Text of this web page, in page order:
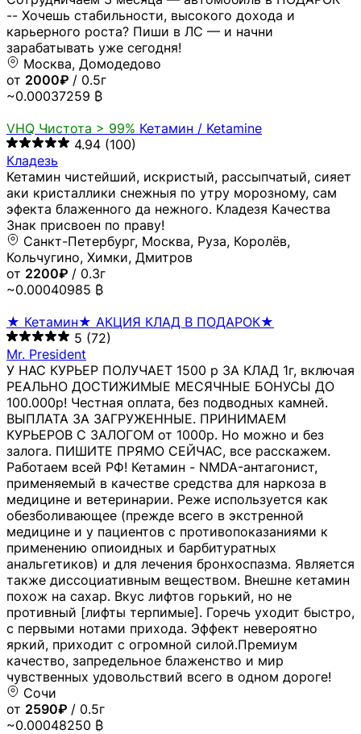
-- Хочешь стабильности, высокого дохода и
карьерного роста? Пиши в ЛС — и начни
зарабатывать уже сегодня!
Москва, Домодедово
от 2000₽ / 0.5г
~0.00037259 ₿
VHQ Чистота > 99% Кетамин / Ketamine
4.94 (100)
Кладезь
Кетамин чистейший, искристый, рассыпчатый, сияет
аки кристаллики снежныя по утру морозному, сам
эфекта блаженного да нежного. Кладезя Качества
Знак присвоен по праву!
Санкт-Петербург, Москва, Руза, Королёв,
Кольчугино, Химки, Дмитров
от 2200₽ / 0.3г
~0.00040985 ₿
★ Кетамин★ АКЦИЯ КЛАД В ПОДАРОК★
5 (72)
Mr. President
У НАС КУРЬЕР ПОЛУЧАЕТ 1500 р ЗА КЛАД 1г, включая
РЕАЛЬНО ДОСТИЖИМЫЕ МЕСЯЧНЫЕ БОНУСЫ ДО
100.000р! Честная оплата, без подводных камней.
ВЫПЛАТА ЗА ЗАГРУЖЕННЫЕ. ПРИНИМАЕМ
КУРЬЕРОВ С ЗАЛОГОМ от 1000р. Но можно и без
залога. ПИШИТЕ ПРЯМО СЕЙЧАС, все расскажем.
Работаем всей РФ! Кетамин - NMDA-антагонист,
применяемый в качестве средства для наркоза в
медицине и ветеринарии. Реже используется как
обезболивающее (прежде всего в экстренной
медицине и у пациентов с противопоказаниями к
применению опиоидных и барбитуратных
анальгетиков) и для лечения бронхоспазма. Является
также диссоциативным веществом. Внешне кетамин
похож на сахар. Вкус лифтов горький, но не
противный [лифты терпимые]. Горечь уходит быстро,
с первыми нотами прихода. Эффект невероятно
яркий, приходит с огромной силой.Премиум
качество, запредельное блаженство и мир
чувственных удовольствий всего в одном дороге!
Сочи
от 2590₽ / 0.5г
~0.00048250 ₿